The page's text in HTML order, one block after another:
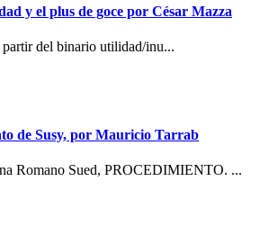
y el plus de goce por César Mazza
partir del binario utilidad/inu...
de Susy, por Mauricio Tarrab
Romano Sued, PROCEDIMIENTO. ...